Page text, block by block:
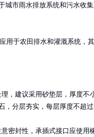
城市雨水排放系统和污水收
用于农田排水和灌溉系统，
，建议采用砂垫层，厚度不
，分层夯实，每层厚度不超过
密封性，承插式接口应使用